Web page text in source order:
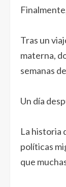
Tras un
materna,
semanas
Un día
La historia
políticas
que